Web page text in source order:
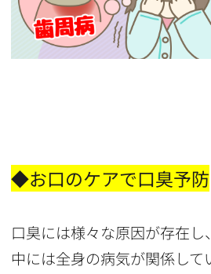
◆お口のケアで口臭予防
口臭には様々な原因が存在し、
中には全身の病気が関係して